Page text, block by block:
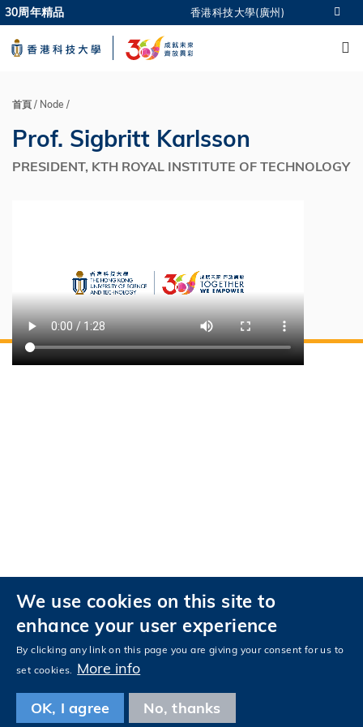
Skip
to
main
更多科大概覽
科大新聞
生活@科大
30周年精品 香港科技大學(廣州)
導
航
連
首頁 Node
Prof. Sigbritt Karlsson
PRESIDENT, KTH ROYAL INSTITUTE OF TECHNOLOGY
私隱政策
無障礙瀏覽
關注科大
FacebookLinkedInInstagramYoutubeTencentWechat
© 版權屬香港科技大學所有
We use cookies on this site to
enhance your user experience
By clicking any link on this page you are giving your consent for us to
set cookies. More info
OK, I agree No, thanks